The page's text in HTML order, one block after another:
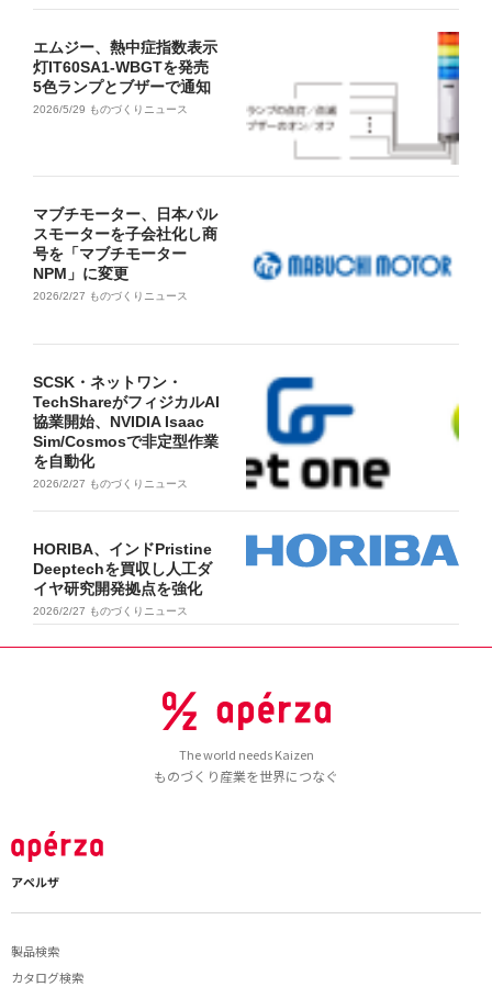
エムジー、熱中症指数表示
灯IT60SA1-WBGTを発売
5色ランプとブザーで通知
2026/5/29 ものづくりニュース
マブチモーター、日本パル
スモーターを子会社化し商
号を「マブチモーター
NPM」に変更
2026/2/27 ものづくりニュース
SCSK・ネットワン・
TechShareがフィジカルAI
協業開始、NVIDIA Isaac
Sim/Cosmosで非定型作業
を自動化
2026/2/27 ものづくりニュース
HORIBA、インドPristine
Deeptechを買収し人工ダ
イヤ研究開発拠点を強化
2026/2/27 ものづくりニュース
The world needs Kaizen
ものづくり産業を世界につなぐ
アペルザ
製品検索
カタログ検索